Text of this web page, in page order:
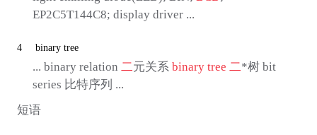
EP2C5T144C8; display driver ...
4 binary tree
... binary relation 二元关系 binary tree 二*树 bit
series 比特序列 ...
短语